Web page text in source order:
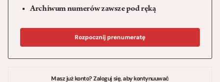
Archiwum numerów zawsze pod ręką
Rozpocznij prenumeratę
Masz już konto? Zaloguj się, aby kontynuuwać